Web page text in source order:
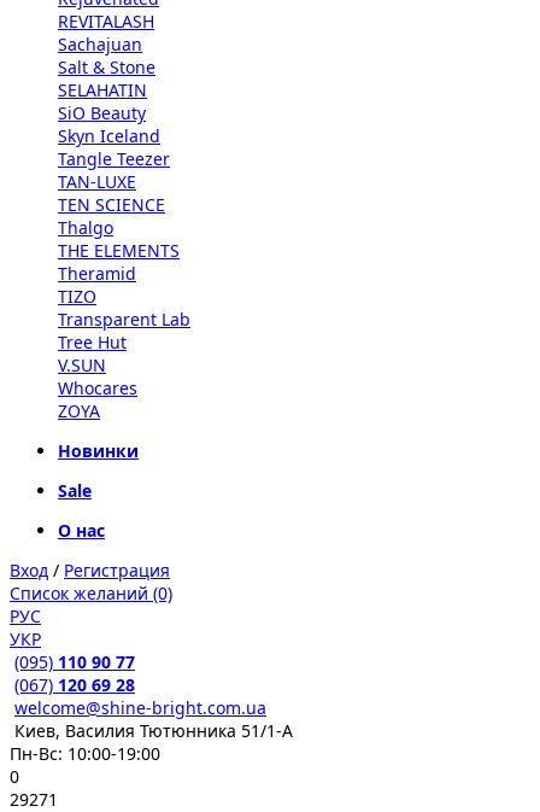
REVITALASH
Sachajuan
Salt & Stone
SELAHATIN
SiO Beauty
Skyn Iceland
Tangle Teezer
TAN-LUXE
TEN SCIENCE
Thalgo
THE ELEMENTS
Theramid
TIZO
Transparent Lab
Tree Hut
V.SUN
Whocares
ZOYA
Новинки
Sale
О нас
Вход / Регистрация
Список желаний (0)
РУС
УКР
(095) 110 90 77
(067) 120 69 28
welcome@shine-bright.com.ua
Киев, Василия Тютюнника 51/1-А
Пн-Вс: 10:00-19:00
0
29271